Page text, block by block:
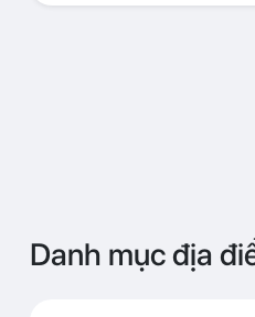
Danh mục địa